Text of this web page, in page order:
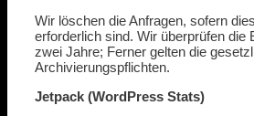
Wir löschen die Anfragen, sofern
erforderlich sind. Wir überprüfen die
zwei Jahre; Ferner gelten die
Archivierungspflichten.
Jetpack (WordPress Stats)